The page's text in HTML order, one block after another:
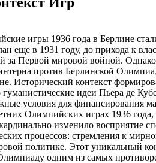
игры 1936 года в Берлине
еще в 1931 году, до прихода к
за Первой мировой войной.
против Берлинской
Исторический контекст
гуманистические идеи Пьера де
условия для финансирования
Олимпийских играх 1936
изменило восприятие
процессов: стремления к
политике. Этот уникальный
одним из самых